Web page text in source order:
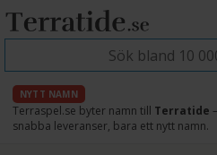
NYTT NAMN
Terraspel.se byter namn till Terratide
snabba leveranser, bara ett nytt namn.